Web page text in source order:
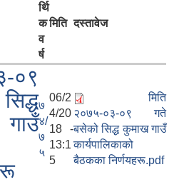
र्थि
क
व
र्ष
मिति दस्तावेज
०९
७
४/
७
५
06/2
4/20
18 -
13:1
5
मिति
२०७५-०३-०९ गते
बसेको सिद्ध कुमाख गाउँ
कार्यपालिकाको
बैठकका निर्णयहरू.pdf